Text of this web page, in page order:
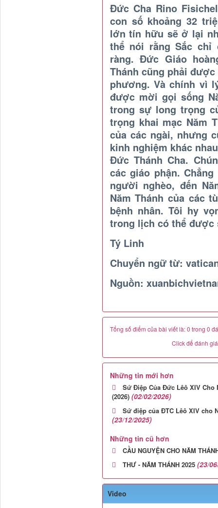
Đức Cha Rino
con số khoảng 32
lớn tín hữu sẽ ở lại
thể nói rằng Sắc chỉ
ràng. Đức Giáo
Thánh cũng phải
phương. Và chính vì
được mời gọi sống
trong sự long trọng
trọng khai mạc Năm
của các ngài, nhưng
kinh nghiệm khác
Đức Thánh Cha.
các giáo phận.
người nghèo, đến
Năm Thánh của các
bệnh nhân. Tôi hy
trong lịch có thể được
Tý Linh
Chuyển ngữ từ:
Nguồn:
Tổng số điểm của bài viết là: 0 trong 0
Click để đánh
Những tin mới hơn
Sứ Điệp Của Đức Lêô XIV Cho
(2026) (02/02/2026)
Sứ điệp của ĐTC Lêô XIV cho
(23/12/2025)
Những tin cũ hơn
CẦU NGUYỆN CHO NĂM
THƯ - NĂM THÁNH 2025 (23/
Video